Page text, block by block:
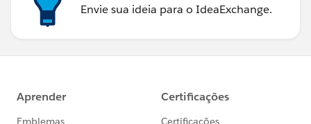
Envie sua ideia para o IdeaExchange.